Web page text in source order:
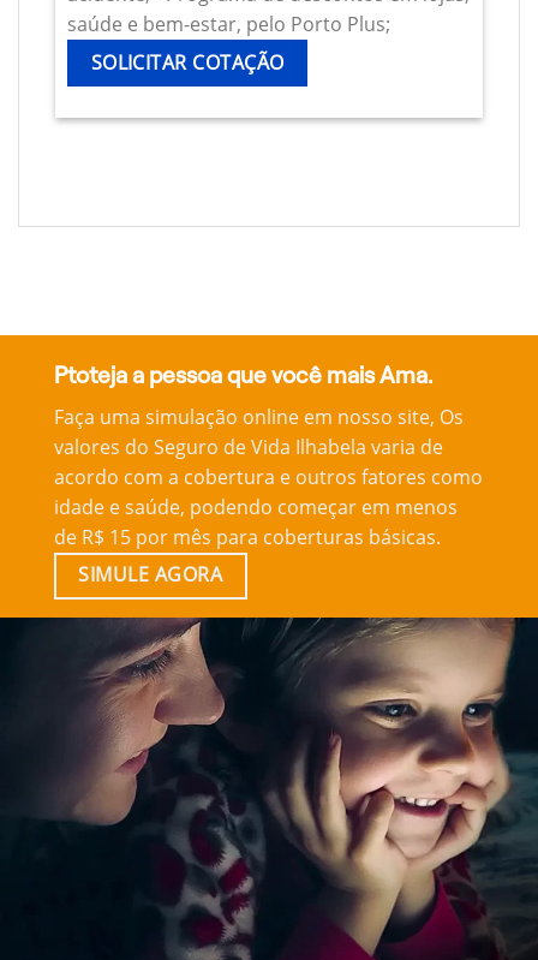
saúde e bem-estar, pelo Porto Plus;
SOLICITAR COTAÇÃO
Ptoteja a pessoa que você mais Ama.
Faça uma simulação online em nosso site, Os
valores do Seguro de Vida Ilhabela varia de
acordo com a cobertura e outros fatores como
idade e saúde, podendo começar em menos
de R$ 15 por mês para coberturas básicas.
SIMULE AGORA